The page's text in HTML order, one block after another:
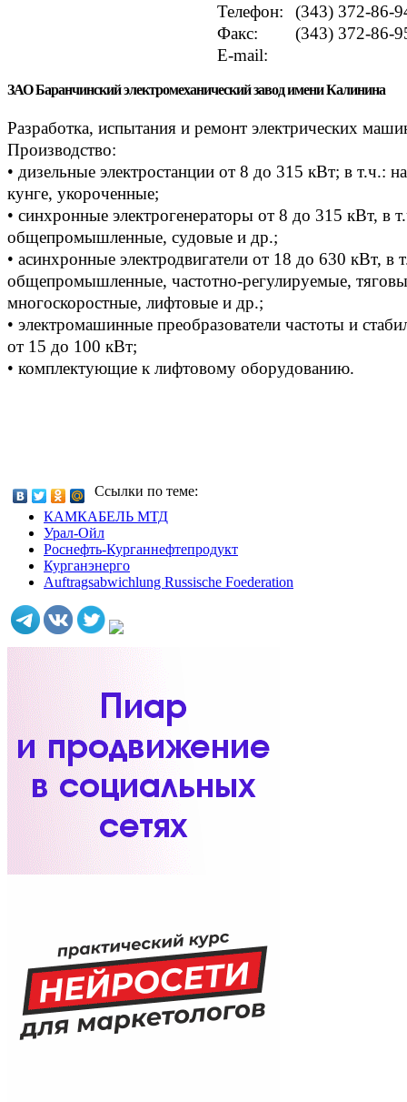
Телефон:
(343) 372-86-
Факс:
(343) 372-86-
E-mail:
ЗАО Баранчинский электромеханический завод имени Калинина
Разработка, испытания и ремонт электрических
Производство:
• дизельные электростанции от 8 до 315 кВт; в т.ч.:
кунге, укороченные;
• синхронные электрогенераторы от 8 до 315 кВт, в
общепромышленные, судовые и др.;
• асинхронные электродвигатели от 18 до 630 кВт, в
общепромышленные, частотно-регулируемые,
многоскоростные, лифтовые и др.;
• электромашинные преобразователи частоты и
от 15 до 100 кВт;
• комплектующие к лифтовому оборудованию.
Ссылки по теме:
КАМКАБЕЛЬ МТД
Урал-Ойл
Роснефть-Курганнефтепродукт
Курганэнерго
Auftragsabwichlung Russische Foederation